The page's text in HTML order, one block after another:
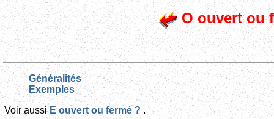
O ouvert ou
Généralités
Exemples
Voir aussi E ouvert ou fermé ? .